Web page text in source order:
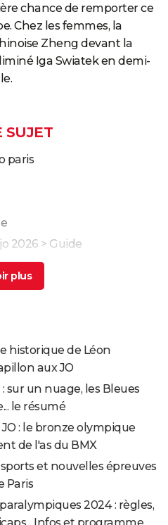
chance de remporter ce
Chez les femmes, la
Zheng devant la
Iga Swiatek en demi-
SUJET
paris
2026 > Guide
> Guide
> Guide
historique de Léon
aux JO
sur un nuage, les Bleues
le résumé
: le bronze olympique
de l'as du BMX
et nouvelles épreuves
Paris
2024 : règles,
Infos et programme